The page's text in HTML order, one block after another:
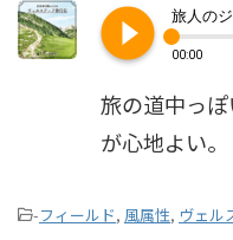
play_circle_filled 旅人の
00:00
旅の道中っ
が心地よい。
-フィールド, 風属性, ヴェル